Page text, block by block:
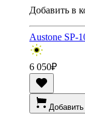
Добавить в
Austone SP-
6 050₽